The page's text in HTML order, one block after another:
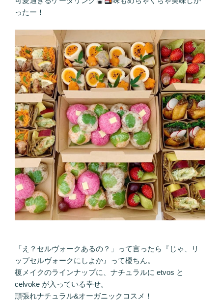
ったー！
「え？セルヴォークあるの？」って言ったら『じゃ、リ
ップセルヴォークにしよか』って榎ちん。
榎メイクのラインナップに、ナチュラルに etvos と
celvoke が入っている幸せ。
頑張れナチュラル&オーガニックコスメ！